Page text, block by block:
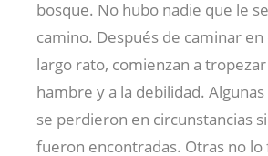
bosque. No hubo nadie que le
camino. Después de caminar
largo rato, comienzan a
hambre y a la debilidad.
se perdieron en circunstancias
fueron encontradas. Otras no lo